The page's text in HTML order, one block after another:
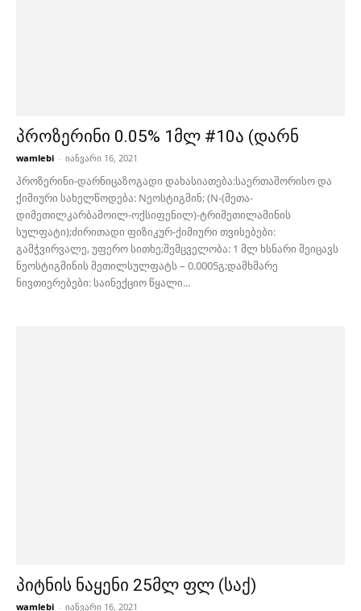
პროზერინი 0.05% 1მლ #10ა (დარნ
wamlebi - იანვარი 16, 2021
პროზერინი-დარნიცაზოგადი დახასიათება:საერთაშორისო და
ქიმიური სახელწოდება: Nეოსტიგმინ; (N-(მეთა-
დიმეთილკარბამოილ-ოქსიფენილ)-ტრიმეთილამინის
სულფატი);ძირითადი ფიზიკურ-ქიმიური თვისებები:
გამჭვირვალე, უფერო სითხე;შემცველობა: 1 მლ ხსნარი შეიცავს
ნეოსტიგმინის მეთილსულფატს – 0.0005გ;დამხმარე
ნივთიერებები: საინექციო წყალი...
პიტნის ნაყენი 25მლ ფლ (საქ)
wamlebi - იანვარი 16, 2021